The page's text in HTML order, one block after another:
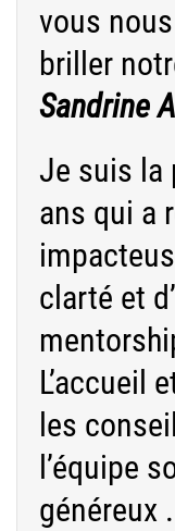
vous
briller
Sandrine
Je suis la
ans qui a
clarté et
L’accueil
les
l’équipe
généreux